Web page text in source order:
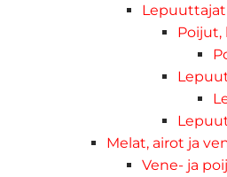
Poijut,
Melat, airot ja
Vene- ja